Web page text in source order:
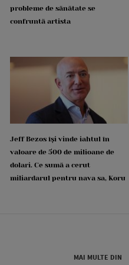
probleme de sănătate se
confruntă artista
Jeff Bezos își vinde iahtul în
valoare de 500 de milioane de
dolari. Ce sumă a cerut
miliardarul pentru nava sa, Koru
MAI MULTE DIN